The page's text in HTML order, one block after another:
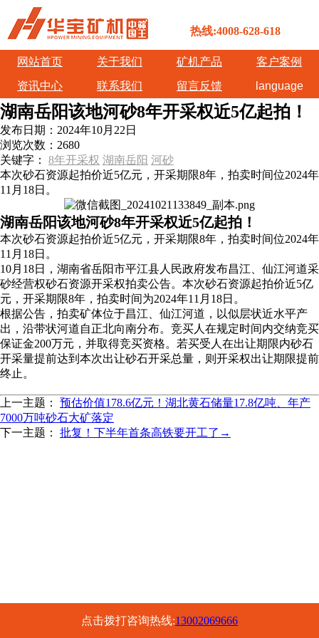
热线:4008-628-618
网站首页 关于我们 矿机产品
客户案例
资讯中心
联系我们 留言反馈 language
湖南岳阳该地河砂8年开采权近5亿起拍！
发布日期： 2024年10月22日
浏览次数： 2680
关键字： 8年开采权 湖南岳阳 河砂
本次砂石资源起拍价近5亿元，开采期限8年，拍卖时间位2024年
11月18日。
湖南岳阳该地河砂8年开采权近5亿起拍！
本次砂石资源起拍价近5亿元，开采期限8年，拍卖时间位2024年
11月18日。
10月18日，湖南省岳阳市平江县人民政府发布昌江、仙江河道采
砂经营权砂石资源开采权拍卖公告。本次砂石资源起拍价近5亿
元，开采期限8年，拍卖时间为2024年11月18日。
根据公告，拍卖矿体位于昌江、仙江河道，以似层状近水平产
出，沿带状河道自正北向南分布。竞买人在规定时间内交纳竞买
保证金200万元，并取得竞买资格。若买受人在出让期限内砂石
开采量提前达到本次出让砂石开采总量，则开采权出让期限提前
终止。
上一主题： 预估价值178.6亿元！湖北黄石储量17.8亿吨、年产
7000万吨砂石大矿落定
下一主题： 批复！下半年首条高铁要开工了→
点击拨打咨询热线:13002069666